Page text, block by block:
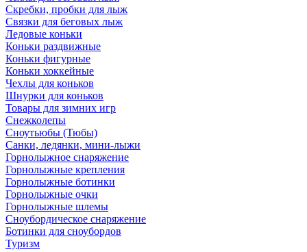
Скребки, пробки для лыж
Связки для беговых лыж
Ледовые коньки
Коньки раздвижные
Коньки фигурные
Коньки хоккейные
Чехлы для коньков
Шнурки для коньков
Товары для зимних игр
Снежколепы
Сноутьюбы (Тюбы)
Санки, ледянки, мини-лыжи
Горнолыжное снаряжение
Горнолыжные крепления
Горнолыжные ботинки
Горнолыжные очки
Горнолыжные шлемы
Сноубордическое снаряжение
Ботинки для сноубордов
Туризм